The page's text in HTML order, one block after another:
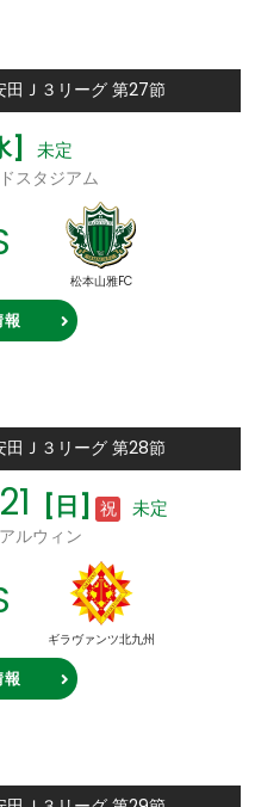
Ｊ３リーグ 第27節
] 未定
スタジアム
松本山雅FC
報
Ｊ３リーグ 第28節
[日] 祝 未定
ルウィン
ギラヴァンツ北九州
報